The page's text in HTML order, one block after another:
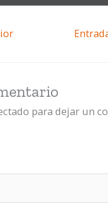
para dejar un